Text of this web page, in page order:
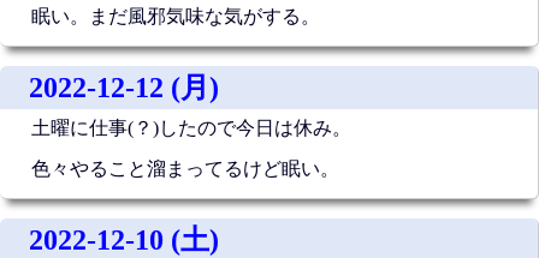
眠い。まだ風邪気味な気がする。
2022-12-12 (月)
土曜に仕事(？)したので今日は休み。
色々やること溜まってるけど眠い。
2022-12-10 (土)